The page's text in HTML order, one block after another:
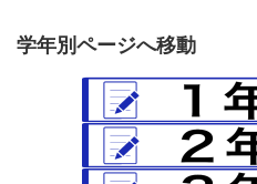
学年別ページへ移動